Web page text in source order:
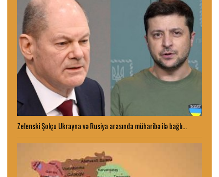
Zelenski Şolçu Ukrayna və Rusiya arasında müharibə ilə bağlı…